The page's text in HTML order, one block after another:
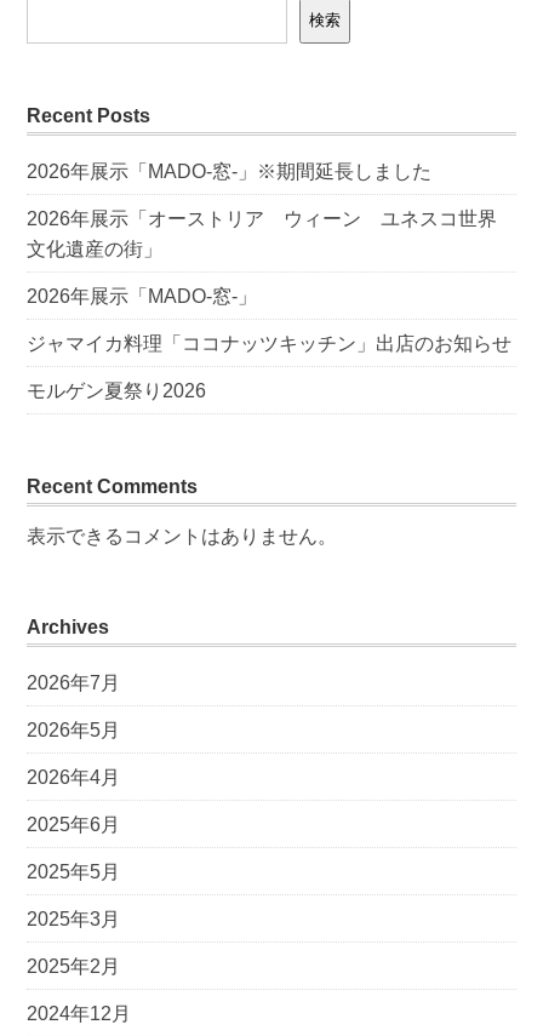
検索
Recent Posts
2026年展示「MADO-窓-」※期間延長しました
2026年展示「オーストリア ウィーン ユネスコ世界
文化遺産の街」
2026年展示「MADO-窓-」
ジャマイカ料理「ココナッツキッチン」出店のお知らせ
モルゲン夏祭り2026
Recent Comments
表示できるコメントはありません。
Archives
2026年7月
2026年5月
2026年4月
2025年6月
2025年5月
2025年3月
2025年2月
2024年12月